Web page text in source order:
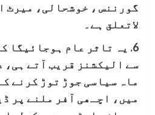
گورننس ، خوشحالی، میرٹ
لاتعلق ہے۔
6. یہ تاثر عام ہوجائیگا
سے الیکشنز قریب آتے ہی،
ماہ سیاسی جوڑ توڑ کرنے
میں، اچـھی آفر ملنے پر